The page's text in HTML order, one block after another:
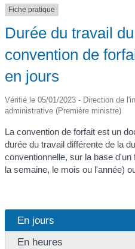
Fiche pratique
Durée du travail
convention de
en jours
Vérifié le 05/01/2023 - Direction de
administrative (Première ministre)
La convention de forfait est un
durée du travail différente de la
conventionnelle, sur la base
la semaine, le mois ou l'année)
En jours
En heures